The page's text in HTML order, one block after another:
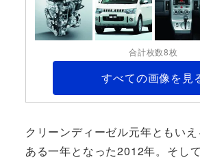
合計枚数8枚
すべての画像を見
クリーンディーゼル元年ともい
ある一年となった2012年。そし